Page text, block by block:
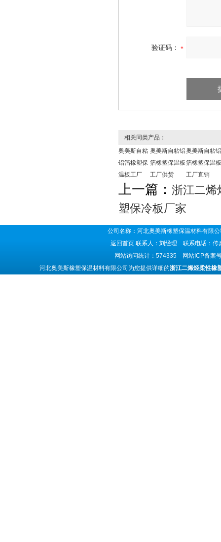
验证码：
相关同类产品：
奥美斯自粘
铝箔橡塑保
温板工厂
奥美斯自粘铝
箔橡塑保温板
工厂供货
奥美斯自粘铝
箔橡塑保温板
工厂直销
上一篇： 浙江二烯
塑保冷板厂家
公司名称：河北奥美斯橡塑保温材料有
返回首页 联系人：刘经理 联系电话：
网站访问统计：574335 网站ICP备案
河北奥美斯橡塑保温材料有限公司为您提供详细的浙江二烯烃柔性橡